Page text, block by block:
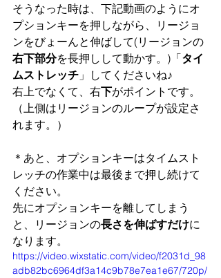
そうなった時は、下記動画のようにオ
プションキーを押しながら、リージョ
ンをびょーんと伸ばして(リージョンの
右下部分を長押しして動かす。)「タイ
ムストレッチ 」してくださいね♪
右上でなくて、右下がポイントです。
（上側はリージョンのループが設定さ
れます。）
＊あと、オプションキーはタイムスト
レッチの作業中は最後まで押し続けて
ください。
先にオプションキーを離してしまう
と、リージョンの長さを伸ばすだけに
なります。
https://video.wixstatic.com/video/f2031d_98
adb82bc6964df3a14c9b78e7ea1e67/720p/